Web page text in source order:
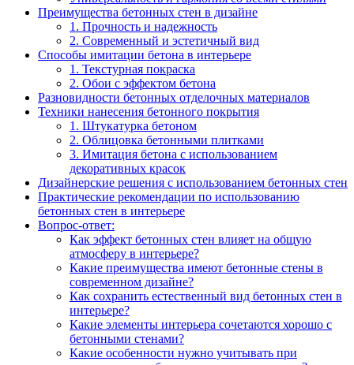
Преимущества бетонных стен в дизайне
1. Прочность и надежность
2. Современный и эстетичный вид
Способы имитации бетона в интерьере
1. Текстурная покраска
2. Обои с эффектом бетона
Разновидности бетонных отделочных материалов
Техники нанесения бетонного покрытия
1. Штукатурка бетоном
2. Облицовка бетонными плитками
3. Имитация бетона с использованием
декоративных красок
Дизайнерские решения с использованием бетонных стен
Практические рекомендации по использованию
бетонных стен в интерьере
Вопрос-ответ:
Как эффект бетонных стен влияет на общую
атмосферу в интерьере?
Какие преимущества имеют бетонные стены в
современном дизайне?
Как сохранить естественный вид бетонных стен в
интерьере?
Какие элементы интерьера сочетаются хорошо с
бетонными стенами?
Какие особенности нужно учитывать при